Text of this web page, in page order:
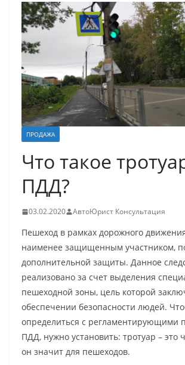
ПРОДАЖА
Что такое
ПДД?
03.02.2020 АвтоЮрист Консультация
Пешеход в рамках дорожного
наименее защищенным участником,
дополнительной защиты. Данное
реализовано за счет выделения
пешеходной зоны, цель которой
обеспечении безопасности людей.
определиться с регламентирующими
ПДД, нужно установить: тротуар – это
он значит для пешеходов.